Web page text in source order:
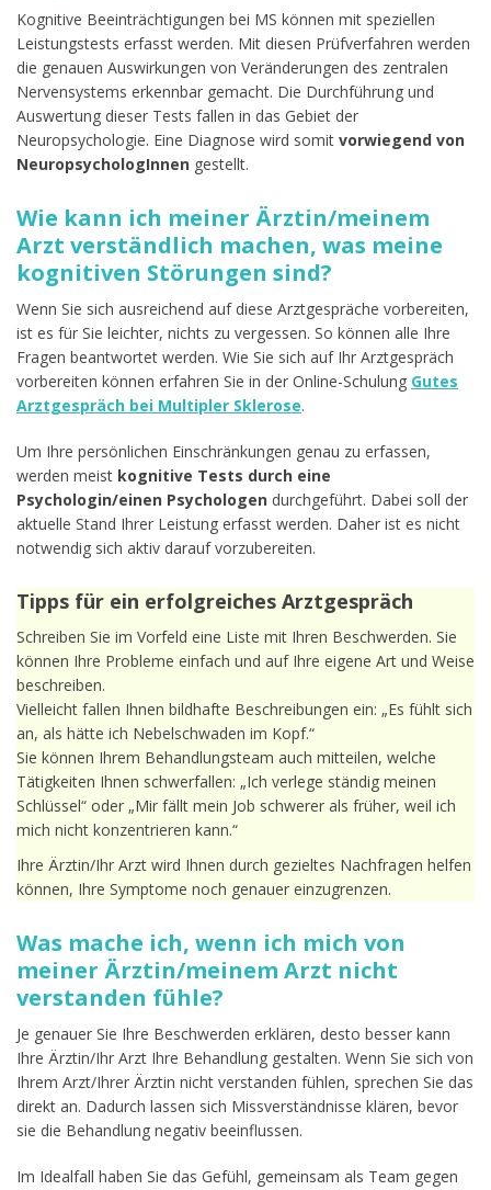
Kognitive Beeinträchtigungen bei MS können mit speziellen
Leistungstests erfasst werden. Mit diesen Prüfverfahren werden
die genauen Auswirkungen von Veränderungen des zentralen
Nervensystems erkennbar gemacht. Die Durchführung und
Auswertung dieser Tests fallen in das Gebiet der
Neuropsychologie. Eine Diagnose wird somit vorwiegend von
NeuropsychologInnen gestellt.
Wie kann ich meiner Ärztin/meinem
Arzt verständlich machen, was meine
kognitiven Störungen sind?
Wenn Sie sich ausreichend auf diese Arztgespräche vorbereiten,
ist es für Sie leichter, nichts zu vergessen. So können alle Ihre
Fragen beantwortet werden. Wie Sie sich auf Ihr Arztgespräch
vorbereiten können erfahren Sie in der Online-Schulung Gutes
Arztgespräch bei Multipler Sklerose.
Um Ihre persönlichen Einschränkungen genau zu erfassen,
werden meist kognitive Tests durch eine
Psychologin/einen Psychologen durchgeführt. Dabei soll der
aktuelle Stand Ihrer Leistung erfasst werden. Daher ist es nicht
notwendig sich aktiv darauf vorzubereiten.
Tipps für ein erfolgreiches Arztgespräch
Schreiben Sie im Vorfeld eine Liste mit Ihren Beschwerden. Sie
können Ihre Probleme einfach und auf Ihre eigene Art und Weise
beschreiben.
Vielleicht fallen Ihnen bildhafte Beschreibungen ein: „Es fühlt sich
an, als hätte ich Nebelschwaden im Kopf.“
Sie können Ihrem Behandlungsteam auch mitteilen, welche
Tätigkeiten Ihnen schwerfallen: „Ich verlege ständig meinen
Schlüssel“ oder „Mir fällt mein Job schwerer als früher, weil ich
mich nicht konzentrieren kann.“
Ihre Ärztin/Ihr Arzt wird Ihnen durch gezieltes Nachfragen helfen
können, Ihre Symptome noch genauer einzugrenzen.
Was mache ich, wenn ich mich von
meiner Ärztin/meinem Arzt nicht
verstanden fühle?
Je genauer Sie Ihre Beschwerden erklären, desto besser kann
Ihre Ärztin/Ihr Arzt Ihre Behandlung gestalten. Wenn Sie sich von
Ihrem Arzt/Ihrer Ärztin nicht verstanden fühlen, sprechen Sie das
direkt an. Dadurch lassen sich Missverständnisse klären, bevor
sie die Behandlung negativ beeinflussen.
Im Idealfall haben Sie das Gefühl, gemeinsam als Team gegen